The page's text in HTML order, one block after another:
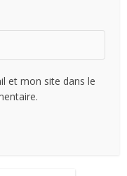
et mon site dans le